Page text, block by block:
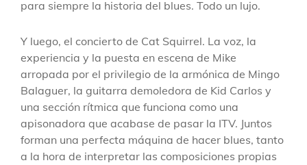
para siempre la historia del blues. Todo un lujo.
Y luego, el concierto de Cat Squirrel. La voz, la
experiencia y la puesta en escena de Mike
arropada por el privilegio de la armónica de Mingo
Balaguer, la guitarra demoledora de Kid Carlos y
una sección rítmica que funciona como una
apisonadora que acabase de pasar la ITV. Juntos
forman una perfecta máquina de hacer blues, tanto
a la hora de interpretar las composiciones propias